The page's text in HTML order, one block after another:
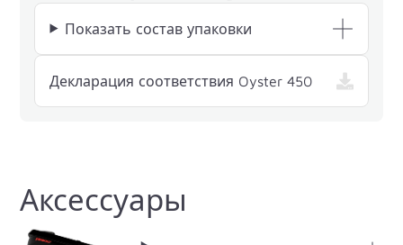
Показать состав упаковки
Декларация соответствия Oyster 450— ,
Аксессуары